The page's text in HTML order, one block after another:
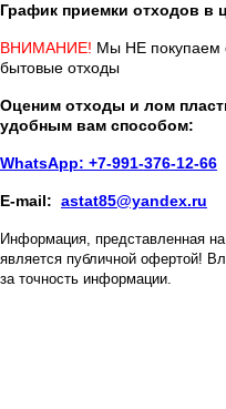
График приемки отходов в
ВНИМАНИЕ! Мы НЕ покупаем
бытовые отходы
Оценим отходы и лом
удобным вам способом:
WhatsApp: +7-991-376-12-66
E-mail: astat85@yandex.ru
Информация, представленная
является публичной офертой!
за точность информации.